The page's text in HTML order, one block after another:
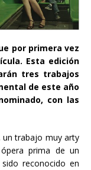
por primera vez
Esta edición
tres trabajos
de este año
con las
un trabajo muy arty
prima de un
reconocido en